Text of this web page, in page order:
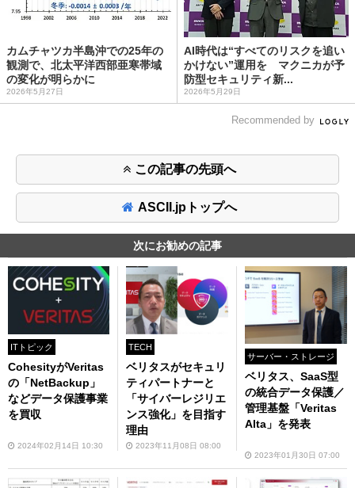
カムチャツカ半島沖での25年の
観測で、北太平洋西部亜寒帯域
の変化が明らかに
2026年5月27日
AI時代は“すべてのリスクを追い
かけない”運用を マクニカが予
防型セキュリティ新...
2026年5月29日
Recommended by
この記事の先頭へ
ASCII.jpトップへ
次にお勧めの記事
ITトピック
CohesityがVeritas
の「NetBackup」
などデータ保護事業
を買収
2024年02月14日 10:30
TECH
ベリタスがセキュリ
ティパートナーと
「サイバーレジリエ
ンス強化」を目指す
理由
2023年11月08日 08:00
サーバー・ストレージ
ベリタス、SaaS型
の統合データ保護／
管理基盤「Veritas
Alta」を発表
2023年01月30日 07:00